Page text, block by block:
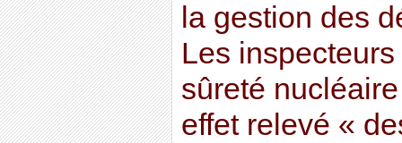
la gestion des
Les inspecteurs
sûreté
effet relevé «